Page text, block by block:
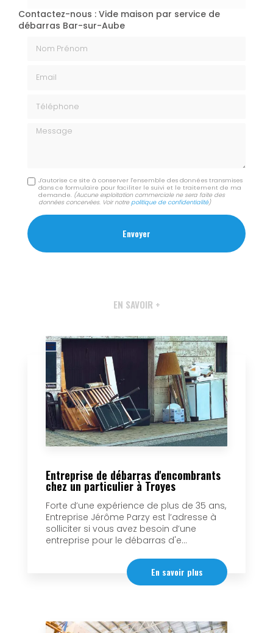
Contactez-nous : Vide maison par service de
débarras Bar-sur-Aube
Message
J'autorise ce site à conserver l'ensemble des données transmises
dans ce formulaire pour faciliter le suivi et le traitement de ma
demande. (Aucune exploitation commerciale ne sera faite des
données concervées. Voir notrepolitique de confidentialité)
EN SAVOIR +
Entreprise de débarras d'encombrants
chez un particulier à Troyes
Forte d’une expérience de plus de 35 ans,
Entreprise Jérôme Parzy est l’adresse à
solliciter si vous avez besoin d’une
entreprise pour le débarras d'e...
En savoir plus